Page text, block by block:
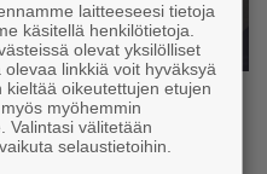
pitkäjänteisesti ja
laitteeseesi tietoja
käsitellä henkilötietoja.
olevat yksilölliset
linkkiä voit hyväksyä
oikeutettujen etujen
myöhemmin
Valintasi välitetään
selaustietoihin.